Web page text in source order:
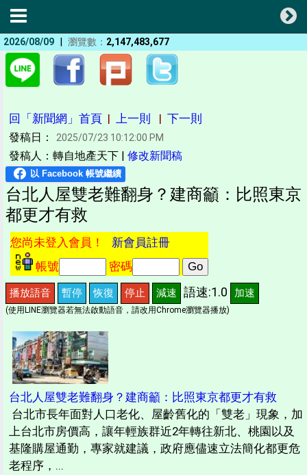
2026/08/09 | 瀏覽數： 2,147,483,677
回「新聞網」首頁 | 上一則 | 下一則
發稿日： 2025/07/23 10:12:00 PM
發稿人：轉自地產天下 | 修改新聞稿
台北人屋雙老難翻身？建商籲：比照東京
都更才有救
您尚未登入會員！ 新會員註冊
帳號
密碼
播放語音 暫停 恢復 停止 減速 語速:1.0 加速
(使用LINE瀏覽器若無法啟動語音，請改用Chrome瀏覽器播放)
台北人屋雙老難翻身？建商籲：比照東京都更才有救
台北市長年面對人口老化、屋齡舊化的「雙老」現象，加
上台北市房價高，讓年輕族群近2年轉往新北、桃園以及
基隆購屋通勤，專家就建議，政府應儘速立法簡化都更危
老程序，...